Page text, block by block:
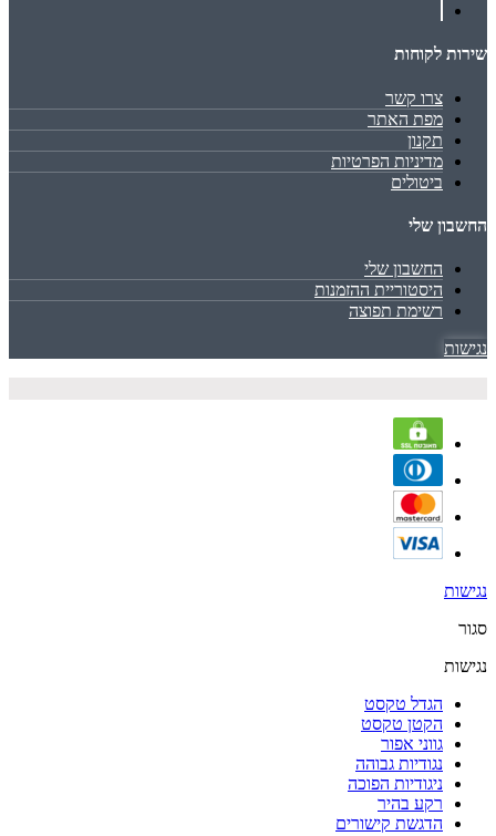
שירות לקוחות
צרו קשר
מפת האתר
תקנון
מדיניות הפרטיות
ביטולים
החשבון שלי
החשבון שלי
היסטוריית ההזמנות
רשימת תפוצה
נגישות
נגישות
סגור
נגישות
הגדל טקסט
הקטן טקסט
גווני אפור
נגודיות גבוהה
ניגודיות הפוכה
רקע בהיר
הדגשת קישורים